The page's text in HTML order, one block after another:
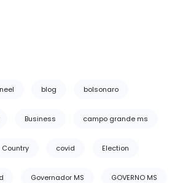
blog bolsonaro
Business campo grande ms
Country covid Election
Governador MS GOVERNO MS